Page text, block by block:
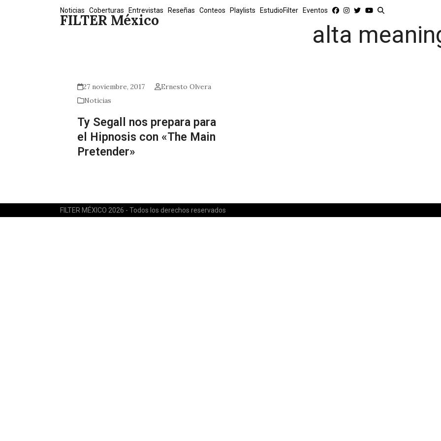
FILTER México
Noticias Coberturas Entrevistas Reseñas Conteos Playlists EstudioFilter Eventos
alta
27 noviembre, 2017
Ernesto Olvera
Noticias
Ty Segall nos prepara para
el Hipnosis con «The Main
Pretender»
FILTER MÉXICO 2026 - Todos los derechos reservados